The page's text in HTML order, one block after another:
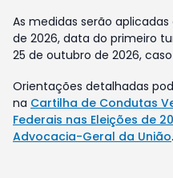
As medidas serão
de 2026, data do primeiro
25 de outubro de 2026,
Orientações detalhadas
na Cartilha de Condutas
Federais nas Eleições de
Advocacia-Geral da União.